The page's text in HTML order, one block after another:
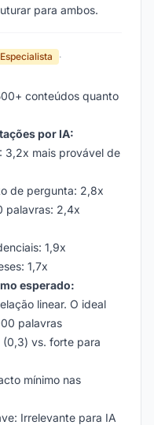
para ambos.
Especialista
·
conteúdos quanto
por IA:
3,2x mais provável de
de pergunta: 2,8x
palavras: 2,4x
1,9x
1,7x
esperado:
linear. O ideal
palavras
(0,3) vs. forte para
mínimo nas
Irrelevante para IA